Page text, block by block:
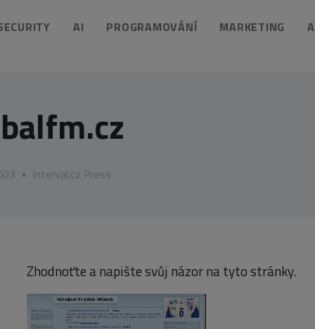
AI PROGRAMOVÁNÍ MARKETING
• Interval.cz Press
Zhodnoťte a napište svůj názor na tyto stránky.